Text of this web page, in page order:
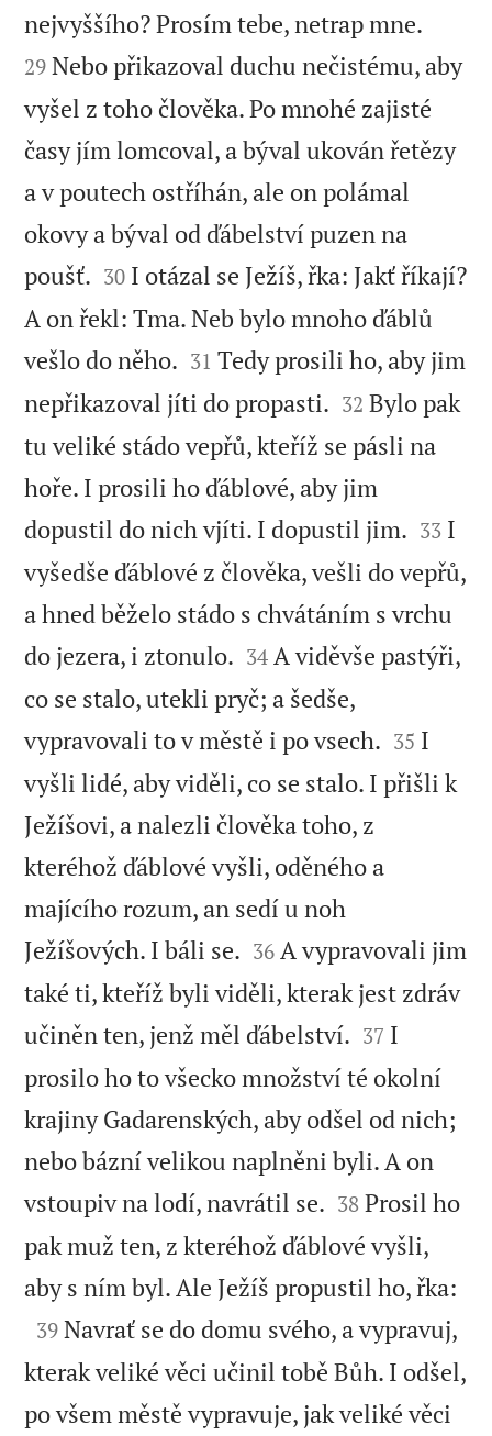
nejvyššího? Prosím tebe, netrap mne.
29 Nebo přikazoval duchu nečistému, aby
vyšel z toho člověka. Po mnohé zajisté
časy jím lomcoval, a býval ukován řetězy
a v poutech ostříhán, ale on polámal
okovy a býval od ďábelství puzen na
poušť. 

30 I otázal se Ježíš, řka: Jakť říkají?
A on řekl: Tma. Neb bylo mnoho ďáblů
vešlo do něho. 

31 Tedy prosili ho, aby jim
nepřikazoval jíti do propasti. 

32 Bylo pak
tu veliké stádo vepřů, kteříž se pásli na
hoře. I prosili ho ďáblové, aby jim
dopustil do nich vjíti. I dopustil jim. 

33 I
vyšedše ďáblové z člověka, vešli do vepřů,
a hned běželo stádo s chvátáním s vrchu
do jezera, i ztonulo. 

34 A viděvše pastýři,
co se stalo, utekli pryč; a šedše,
vypravovali to v městě i po vsech. 

35 I
vyšli lidé, aby viděli, co se stalo. I přišli k
Ježíšovi, a nalezli člověka toho, z
kteréhož ďáblové vyšli, oděného a
majícího rozum, an sedí u noh
Ježíšových. I báli se. 

36 A vypravovali jim
také ti, kteříž byli viděli, kterak jest zdráv
učiněn ten, jenž měl ďábelství. 

37 I
prosilo ho to všecko množství té okolní
krajiny Gadarenských, aby odšel od nich;
nebo bázní velikou naplněni byli. A on
vstoupiv na lodí, navrátil se. 

38 Prosil ho
pak muž ten, z kteréhož ďáblové vyšli,
aby s ním byl. Ale Ježíš propustil ho, řka:

39 Navrať se do domu svého, a vypravuj,
kterak veliké věci učinil tobě Bůh. I odšel,
po všem městě vypravuje, jak veliké věci